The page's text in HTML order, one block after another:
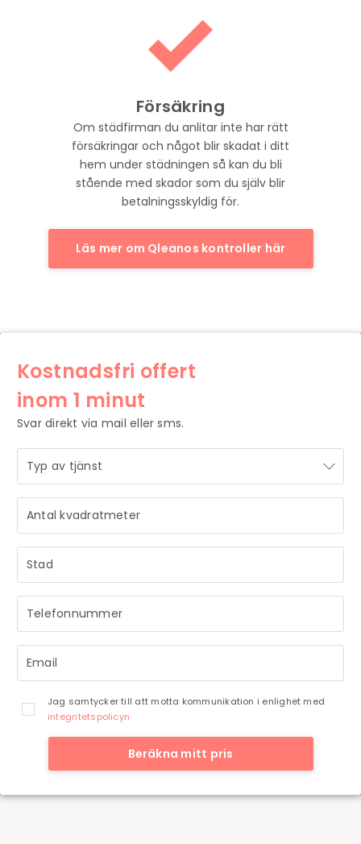
Försäkring
Om städfirman du anlitar inte har rätt
försäkringar och något blir skadat i ditt
hem under städningen så kan du bli
stående med skador som du själv blir
betalningsskyldig för.
Läs mer om Qleanos kontroller här
STRÅLANDE!
Ditt meddelande är mottaget och vi återkommer till dig
så snart vi har möjlighet.
Kostnadsfri offert
inom 1 minut
Svar direkt via mail eller sms.
Jag samtycker till att motta kommunikation i enlighet med
integritetspolicyn
Beräkna mitt pris
STRÅLANDE!
Ditt meddelande är mottaget och vi återkommer till dig
så snart vi har möjlighet.